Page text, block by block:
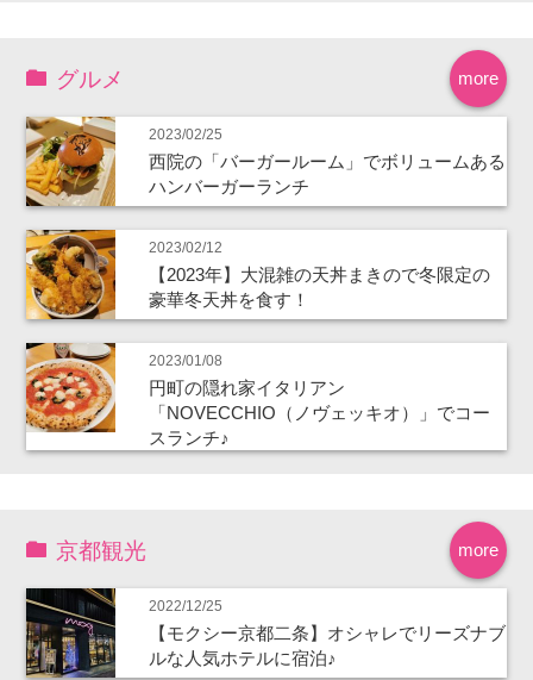
more
グルメ
2023/02/25
西院の「バーガールーム」でボリュームある
ハンバーガーランチ
2023/02/12
【2023年】大混雑の天丼まきので冬限定の
豪華冬天丼を食す！
2023/01/08
円町の隠れ家イタリアン
「NOVECCHIO（ノヴェッキオ）」でコー
スランチ♪
more
京都観光
2022/12/25
【モクシー京都二条】オシャレでリーズナブ
ルな人気ホテルに宿泊♪